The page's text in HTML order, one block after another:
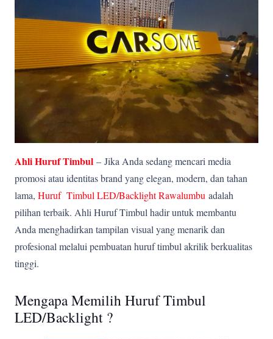
Ahli Huruf Timbul – Jika Anda sedang mencari media
promosi atau identitas brand yang elegan, modern, dan tahan
lama, Huruf Timbul LED/Backlight Rawalumbu adalah
pilihan terbaik. Ahli Huruf Timbul hadir untuk membantu
Anda menghadirkan tampilan visual yang menarik dan
profesional melalui pembuatan huruf timbul akrilik berkualitas
tinggi.
Mengapa Memilih Huruf Timbul
LED/Backlight ?